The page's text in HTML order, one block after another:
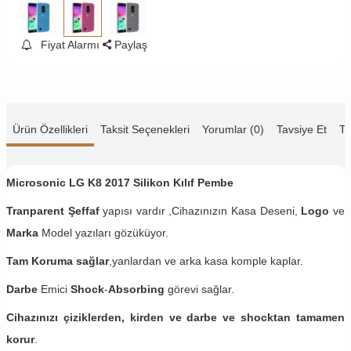
Fiyat Alarmı Paylaş
Ürün Özellikleri Taksit Seçenekleri Yorumlar (0) Tavsiye Et
Microsonic LG K8 2017 Silikon Kılıf Pembe
Tranparent Şeffafyapısı vardır ,Cihazınızın Kasa Deseni, Logo ve
Marka Model yazıları gözüküyor.
Tam Koruma sağlar,yanlardan ve arka kasa komple kaplar.
Darbe Emici Shock-Absorbing görevi sağlar.
Cihazınızı çiziklerden, kirden ve darbe ve shocktan tamamen
korur.